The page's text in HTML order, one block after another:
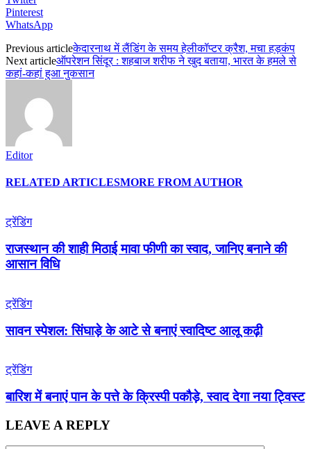
Pinterest
WhatsApp
Previous articleकेदारनाथ में लैंडिंग के समय हेलीकॉप्‍टर क्रैश, मचा हड़कंप
Next articleऑपरेशन सिंदूर : शहबाज शरीफ ने खुद बताया, भारत के हमले से
कहां-कहां हुआ नुकसान
Editor
RELATED ARTICLESMORE FROM AUTHOR
ट्रेंडिंग
राजस्थान की शाही मिठाई मावा फीणी का स्वाद, जानिए बनाने की
आसान विधि
ट्रेंडिंग
सावन स्पेशल: सिंघाड़े के आटे से बनाएं स्वादिष्ट आलू कढ़ी
ट्रेंडिंग
बारिश में बनाएं पान के पत्ते के क्रिस्पी पकौड़े, स्वाद देगा नया ट्विस्ट
LEAVE A REPLY